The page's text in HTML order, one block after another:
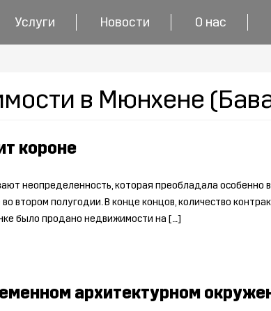
Услуги Новости О нас
в Мюнхене
короне
неопределенность, которая преобладала особенно
втором полугодии. В конце концов, количество
было продано недвижимости на […]
архитектурном